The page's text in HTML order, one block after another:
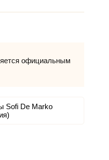
официальным
Sofi De Marko